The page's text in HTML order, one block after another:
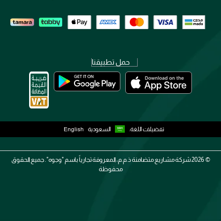
حمل تطبيقنا
تفضيلات اللغة: السعودية English
2026 ©شركة مشاريع متضامنة ذ.م.م، المعروفة تجارياً باسم "وجوه". جميع الحقوق
محفوظة